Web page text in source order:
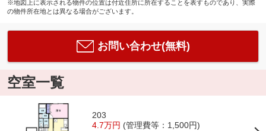
※地図上に表示される物件の位置は付近住所に所在することを表すものであり、実際
の物件所在地とは異なる場合がございます。
お問い合わせ(無料)
空室一覧
203
4.7万円 (管理費等：1,500円)